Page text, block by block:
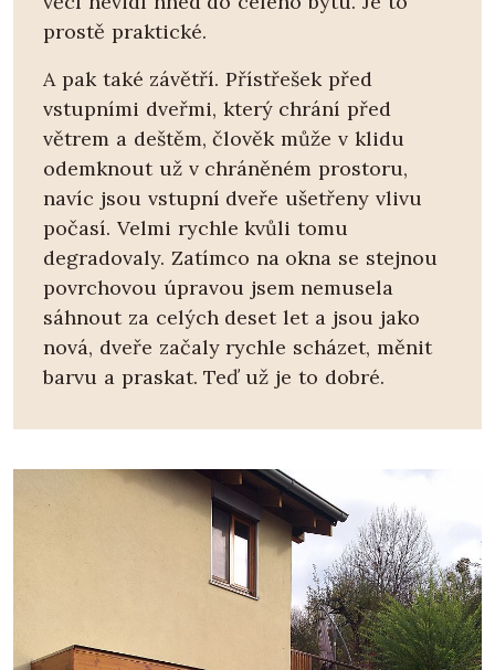
prostě praktické.
A pak také závětří. Přístřešek před
vstupními dveřmi, který chrání před
větrem a deštěm, člověk může v klidu
odemknout už v chráněném prostoru,
navíc jsou vstupní dveře ušetřeny vlivu
počasí. Velmi rychle kvůli tomu
degradovaly. Zatímco na okna se stejnou
povrchovou úpravou jsem nemusela
sáhnout za celých deset let a jsou jako
nová, dveře začaly rychle scházet, měnit
barvu a praskat. Teď už je to dobré.